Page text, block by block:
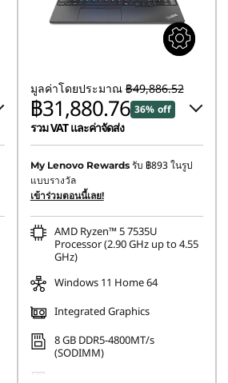
มูลค่าโดยประมาณ ฿49,886.52
฿31,880.76 36% off
รวม VAT และค่าจัดส่ง
ประหยัดทันที : -฿17,424.45
การประหยัด eCoupon :
My Lenovo Rewards รับ ฿893ในรูป
แบบรางวัล
เข้าร่วมตอนนี้เลย!
AMD Ryzen™ 5 7535U
Processor (2.90 GHz up to 4.55
GHz)
Windows 11 Home 64
Integrated Graphics
8 GB DDR5-4800MT/s
(SODIMM)